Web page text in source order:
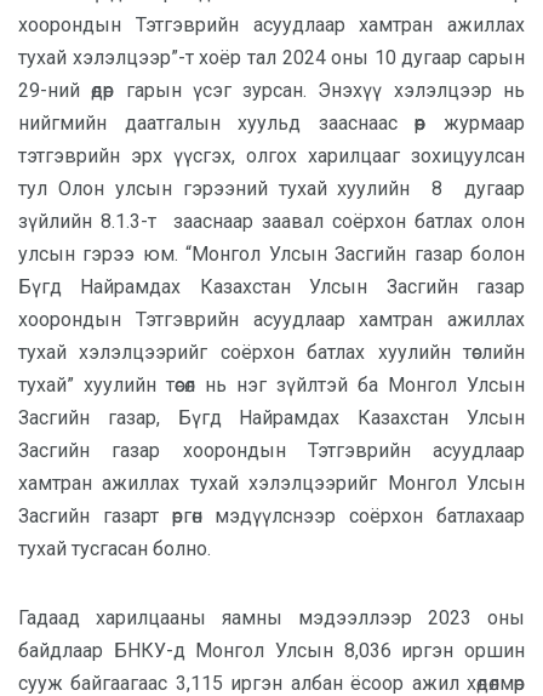
хоорондын Тэтгэврийн асуудлаар хамтран ажиллах
тухай хэлэлцээр”-т хоёр тал 2024 оны 10 дугаар сарын
29-ний өдөр гарын үсэг зурсан. Энэхүү хэлэлцээр нь
нийгмийн даатгалын хуульд зааснаас өөр журмаар
тэтгэврийн эрх үүсгэх, олгох харилцааг зохицуулсан
тул Олон улсын гэрээний тухай хуулийн 8 дугаар
зүйлийн 8.1.3-т зааснаар заавал соёрхон батлах олон
улсын гэрээ юм. “Монгол Улсын Засгийн газар болон
Бүгд Найрамдах Казахстан Улсын Засгийн газар
хоорондын Тэтгэврийн асуудлаар хамтран ажиллах
тухай хэлэлцээрийг соёрхон батлах хуулийн төслийн
тухай” хуулийн төсөл нь нэг зүйлтэй ба Монгол Улсын
Засгийн газар, Бүгд Найрамдах Казахстан Улсын
Засгийн газар хоорондын Тэтгэврийн асуудлаар
хамтран ажиллах тухай хэлэлцээрийг Монгол Улсын
Засгийн газарт өргөн мэдүүлснээр соёрхон батлахаар
тухай тусгасан болно.
Гадаад харилцааны яамны мэдээллээр 2023 оны
байдлаар БНКУ-д Монгол Улсын 8,036 иргэн оршин
сууж байгаагаас 3,115 иргэн албан ёсоор ажил хөдөлмөр